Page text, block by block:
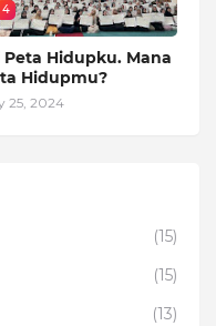
4
Peta Hidupku. Mana
Hidupmu?
25, 2024
(15)
(15)
(13)